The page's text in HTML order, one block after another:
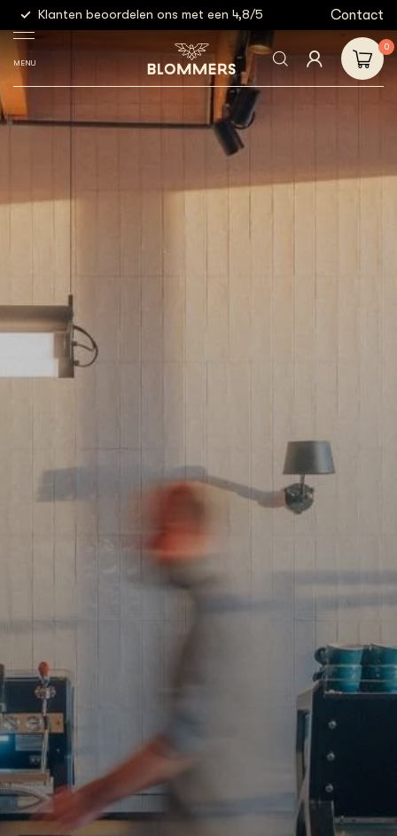
Klanten beoordelen ons met een 4,8/5 Gratis
Contact
MENU
0